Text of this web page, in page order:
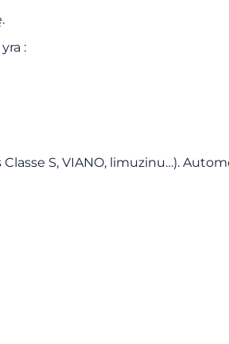
:
S, VIANO, limuzinu…).